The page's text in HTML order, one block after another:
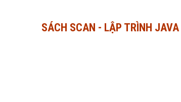
SÁCH SCAN - LẬP TRÌNH